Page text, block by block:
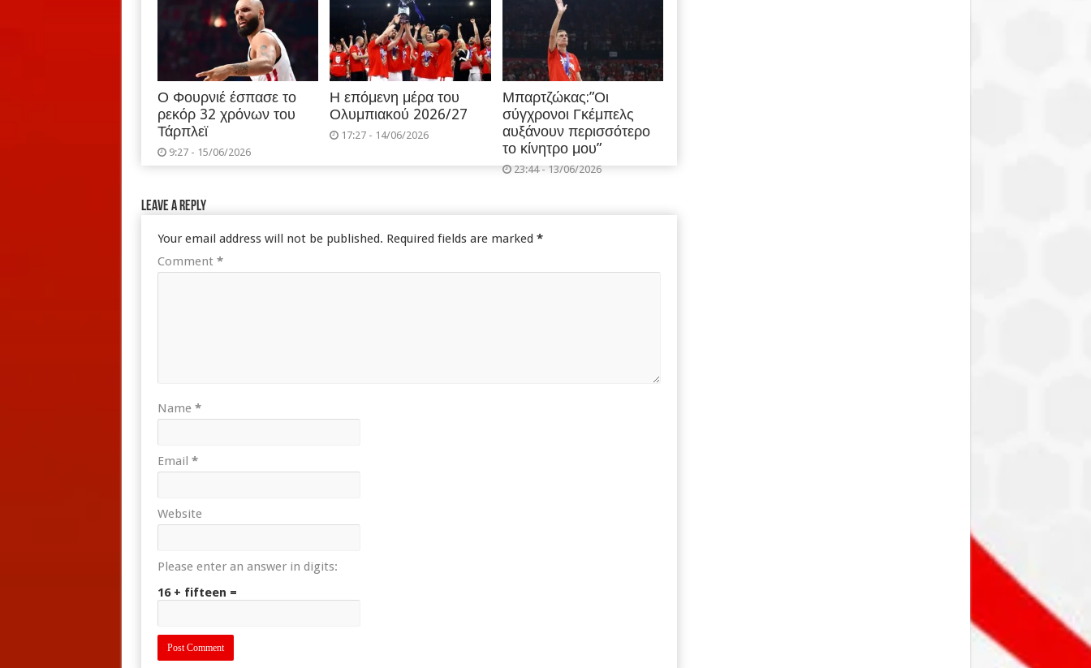
Ο Φουρνιέ έσπασε το
ρεκόρ 32 χρόνων του
Τάρπλεϊ
9:27 - 15/06/2026
Η επόμενη μέρα του
Ολυμπιακού 2026/27
17:27 - 14/06/2026
Μπαρτζώκας:”Οι
σύγχρονοι Γκέμπελς
αυξάνουν περισσότερο
το κίνητρο μου”
23:44 - 13/06/2026
Leave a Reply
Your email address will not be published. Required fields are marked *
Comment *
Name *
Email *
Website
Please enter an answer in digits:
16 + fifteen =